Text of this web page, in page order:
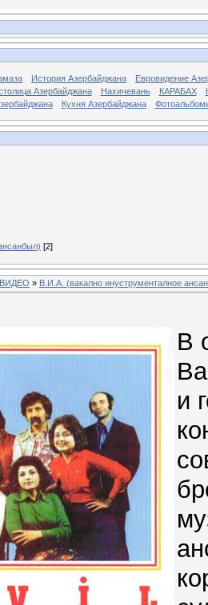
История Азербайджана
Евровидение
Азербайджана Нахичевань КАРАБАХ
Кухня Азербайджана
[2]
» В.И.А. (вакално инуструменталное
В
и